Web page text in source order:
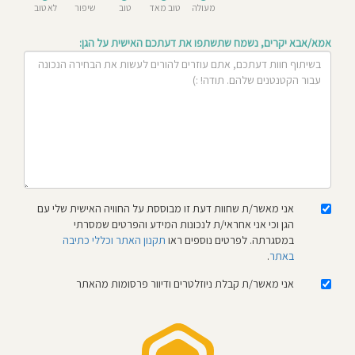
מעולה טוב מאד טוב
שיפור
לא טוב
אמא/אבא יקרים, נשמח שתשתפו את דעתכם האישית על הגן:
אני מאשר/ת שחוות דעת זו מבוססת על החוויה האישית שלי עם
הגן וכי אני אחראי/ת לנכונות המידע והפרטים שמסרתי
במסגרתה. לפרטים נוספים ראו תקנון האתר וכללי כתיבה
באתר.
אני מאשר/ת קבלת ניוזלטרים ודיוור פרסומות מהאתר